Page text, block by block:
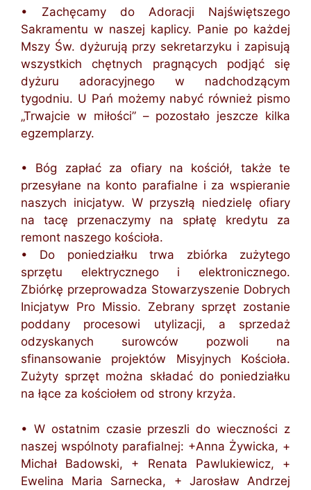
• Zachęcamy do Adoracji Najświętszego
Sakramentu w naszej kaplicy. Panie po każdej
Mszy Św. dyżurują przy sekretarzyku i zapisują
wszystkich chętnych pragnących podjąć się
dyżuru adoracyjnego w nadchodzącym
tygodniu. U Pań możemy nabyć również pismo
„Trwajcie w miłości” – pozostało jeszcze kilka
egzemplarzy.
• Bóg zapłać za ofiary na kościół, także te
przesyłane na konto parafialne i za wspieranie
naszych inicjatyw. W przyszłą niedzielę ofiary
na tacę przenaczymy na spłatę kredytu za
remont naszego kościoła.
• Do poniedziałku trwa zbiórka zużytego
sprzętu elektrycznego i elektronicznego.
Zbiórkę przeprowadza Stowarzyszenie Dobrych
Inicjatyw Pro Missio. Zebrany sprzęt zostanie
poddany procesowi utylizacji, a sprzedaż
odzyskanych surowców pozwoli na
sfinansowanie projektów Misyjnych Kościoła.
Zużyty sprzęt można składać do poniedziałku
na łące za kościołem od strony krzyża.
• W ostatnim czasie przeszli do wieczności z
naszej wspólnoty parafialnej: +Anna Żywicka, +
Michał Badowski, + Renata Pawlukiewicz, +
Ewelina Maria Sarnecka, + Jarosław Andrzej